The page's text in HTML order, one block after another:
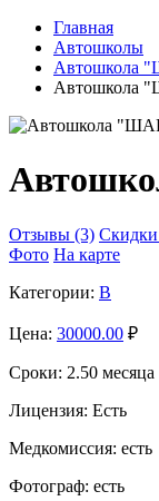
Главная
Автошколы
Автошкола
Автошкола
Отзывы (3)
Фото На карте
Категории: B
Цена: 30000.00 ₽
Сроки: 2.50 месяца
Лицензия: Есть
Медкомиссия: есть
Фотограф: есть